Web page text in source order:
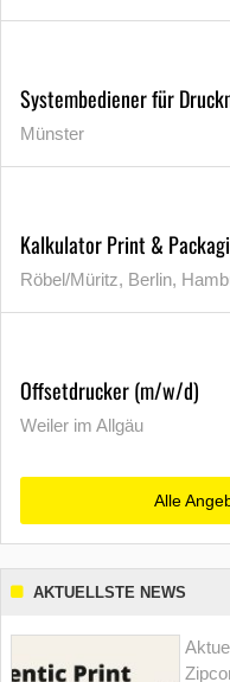
Systembediener für
Münster
Kalkulator Print &
Röbel/Müritz, Berlin,
Offsetdrucker (m/w/d)
Weiler im Allgäu
Alle
AKTUELLSTE NEWS